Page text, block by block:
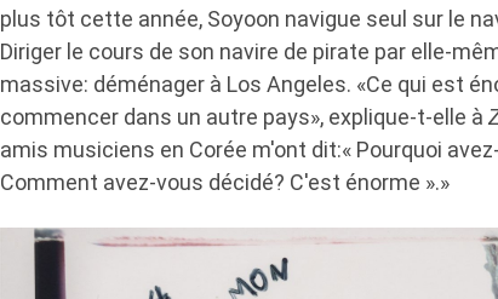
plus tôt cette année, Soyoon navigue seul sur le
Diriger le cours de son navire de pirate par elle-
massive: déménager à Los Angeles. «Ce qui est
commencer dans un autre pays», explique-t-elle à
amis musiciens en Corée m'ont dit:« Pourquoi
Comment avez-vous décidé? C'est énorme ».»